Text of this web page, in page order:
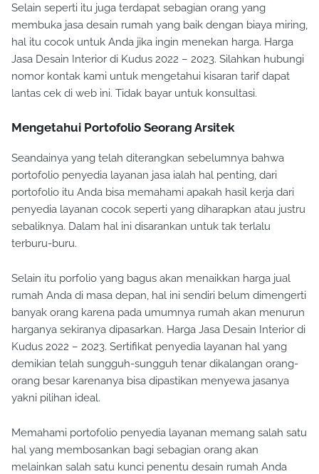
Selain seperti itu juga terdapat sebagian orang yang
membuka jasa desain rumah yang baik dengan biaya miring,
hal itu cocok untuk Anda jika ingin menekan harga. Harga
Jasa Desain Interior di Kudus 2022 – 2023. Silahkan hubungi
nomor kontak kami untuk mengetahui kisaran tarif dapat
lantas cek di web ini. Tidak bayar untuk konsultasi.
Mengetahui Portofolio Seorang Arsitek
Seandainya yang telah diterangkan sebelumnya bahwa
portofolio penyedia layanan jasa ialah hal penting, dari
portofolio itu Anda bisa memahami apakah hasil kerja dari
penyedia layanan cocok seperti yang diharapkan atau justru
sebaliknya. Dalam hal ini disarankan untuk tak terlalu
terburu-buru.
Selain itu porfolio yang bagus akan menaikkan harga jual
rumah Anda di masa depan, hal ini sendiri belum dimengerti
banyak orang karena pada umumnya rumah akan menurun
harganya sekiranya dipasarkan. Harga Jasa Desain Interior di
Kudus 2022 – 2023. Sertifikat penyedia layanan hal yang
demikian telah sungguh-sungguh tenar dikalangan orang-
orang besar karenanya bisa dipastikan menyewa jasanya
yakni pilihan ideal.
Memahami portofolio penyedia layanan memang salah satu
hal yang membosankan bagi sebagian orang akan
melainkan salah satu kunci penentu desain rumah Anda